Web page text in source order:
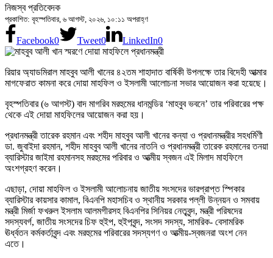
নিজস্ব প্রতিবেদক
প্রকাশিত: বৃহস্পতিবার, ৬ আগস্ট, ২০২৬, ১০:১১ অপরাহ্ণ
Facebook0 Tweet0 LinkedIn0
রিয়ার অ্যাডমিরাল মাহবুব আলী খানের ৪২তম শাহাদাত বার্ষিকী উপলক্ষে তার বিদেহী আত্মার
মাগফেরাত কামনা করে দোয়া মাহফিল ও ইসলামী আলোচনা সভার আয়োজন করা হয়েছে।
বৃহস্পতিবার (৬ আগস্ট) বাদ মাগরিব মরহুমের ধানমন্ডির ‘মাহবুব ভবনে’ তার পরিবারের পক্ষ
থেকে এই দোয়া মাহফিলের আয়োজন করা হয়।
প্রধানমন্ত্রী তারেক রহমান এবং শহীদ মাহবুব আলী খানের কন্যা ও প্রধানমন্ত্রীর সহধর্মিণী
ডা. জুবাইদা রহমান, শহীদ মাহবুব আলী খানের নাতনি ও প্রধানমন্ত্রী তারেক রহমানের তনয়া
ব্যারিস্টার জাইমা রহমানসহ মরহুমের পরিবার ও আত্মীয় স্বজন এই মিলাদ মাহফিলে
অংশগ্রহণ করেন।
এছাড়া, দোয়া মাহফিল ও ইসলামী আলোচনায় জাতীয় সংসদের ভারপ্রাপ্ত স্পিকার
ব্যারিস্টার কায়সার কামাল, বিএনপি মহাসচিব ও স্থানীয় সরকার পল্লী উন্নয়ন ও সমবায়
মন্ত্রী মির্জা ফখরুল ইসলাম আলমগীরসহ বিএনপির সিনিয়র নেতৃবৃন্দ, মন্ত্রী পরিষদের
সদস্যবর্গ, জাতীয় সংসদের চিফ হুইপ, হুইপবৃন্দ, সংসদ সদস্য, সামরিক- বেসামরিক
ঊর্ধ্বতন কর্মকর্তাবৃন্দ এবং মরহুমের পরিবারের সদস্যগণ ও আত্মীয়-স্বজনরা অংশ নেন
এতে।